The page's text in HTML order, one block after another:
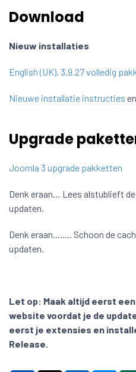
Download
Nieuw installaties
English (UK), 3.9.27 volledig
Nieuwe installatie instructies en
Upgrade
Joomla 3 upgrade pakketten
Denk eraan… Lees alstublieft de
updaten.
Denk eraan........ Schoon de
updaten.
Let op: Maak altijd eerst
website voordat je de
eerst je extensies en
Release.